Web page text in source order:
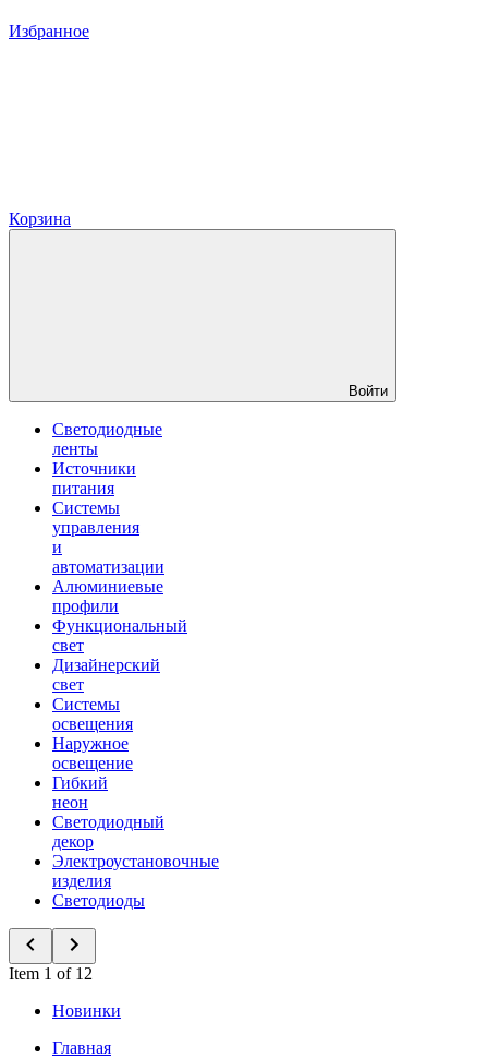
Избранное
Корзина
Войти
Светодиодные
ленты
Источники
питания
Системы
управления
и
автоматизации
Алюминиевые
профили
Функциональный
свет
Дизайнерский
свет
Системы
освещения
Наружное
освещение
Гибкий
неон
Светодиодный
декор
Электроустановочные
изделия
Светодиоды
Item 1 of 12
Новинки
Главная